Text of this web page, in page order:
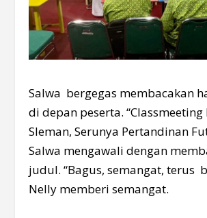
Salwa bergegas membacakan
di depan peserta. “Classmeeting
Sleman, Serunya Pertandinan
Salwa mengawali dengan
judul. “Bagus, semangat, terus
Nelly memberi semangat.